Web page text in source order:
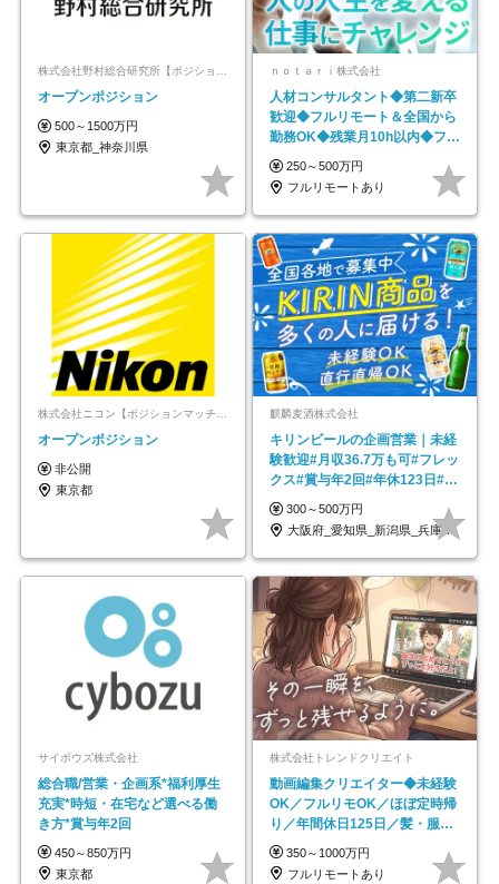
オープンポジション
500～1500万円
東京都_神奈川県
ｎｏｔａｒｉ株式会社
人材コンサルタント◆第二新卒
歓迎◆フルリモート＆全国から
勤務OK◆残業月10h以内◆フレ
ックス制
250～500万円
フルリモートあり
株式会社ニコン【ポジションマッチ登録】
オープンポジション
非公開
東京都
麒麟麦酒株式会社
キリンビールの企画営業｜未経
験歓迎#月収36.7万も可#フレッ
クス#賞与年2回#年休123日#完
全週休2日制
300～500万円
大阪府_愛知県_新潟県_兵庫県_福岡県
サイボウズ株式会社
総合職/営業・企画系*福利厚生
充実*時短・在宅など選べる働
き方*賞与年2回
450～850万円
東京都
株式会社トレンドクリエイト
動画編集クリエイター◆未経験
OK／フルリモOK／ほぼ定時帰
り／年間休日125日／髪・服・
ネイル自由／副業OK
350～1000万円
フルリモートあり